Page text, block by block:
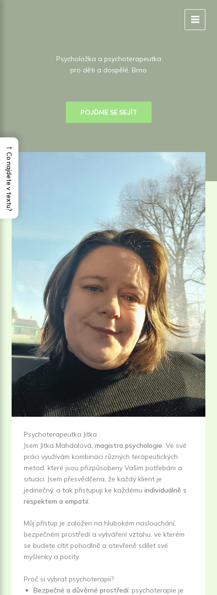
Psycholožka a psychoterapeutka
pro děti a dospělé, Brno
POJĎME SE SEJÍT
Psychoterapeutka Jitka
Jsem Jitka Mahdalová, magistra psychologie. Ve své
práci využívám kombinaci různých terapeutických
metod, které jsou přizpůsobeny Vašim potřebám a
situaci. Jsem přesvědčena, že každý klient je
jedinečný, a tak přistupuji ke každému individuálně s
respektem a empatií.
Můj přístup je založen na hlubokém naslouchání,
bezpečném prostředí a vytváření vztahu, ve kterém
se budete cítit pohodlně a otevřeně sdílet své
myšlenky a pocity.
Proč si vybrat psychoterapii?
Bezpečné a důvěrné prostředí: psychoterapie je
→
Co najdete v textu?